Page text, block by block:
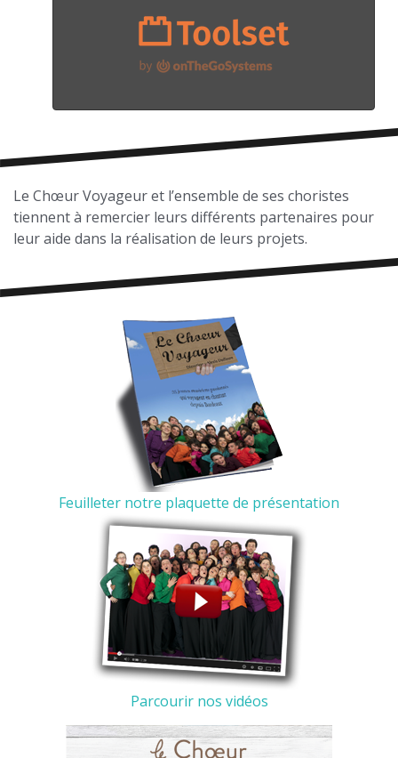
Le Chœur Voyageur et l’ensemble de ses choristes
tiennent à remercier leurs différents partenaires pour
leur aide dans la réalisation de leurs projets.
Feuilleter notre plaquette de présentation
Parcourir nos vidéos